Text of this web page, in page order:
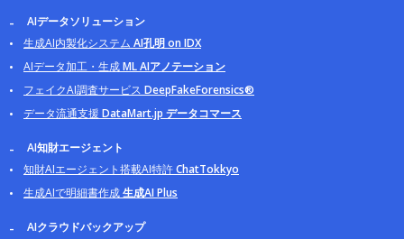
AIデータソリューション
生成AI内製化システム AI孔明 on IDX
AIデータ加工・生成ML AIアノテーション
フェイクAI調査サービス DeepFakeForensics®
データ流通支援 DataMart.jp データコマース
AI知財エージェント
知財AIエージェント搭載AI特許ChatTokkyo
生成AIで明細書作成生成AI Plus
AIクラウドバックアップ